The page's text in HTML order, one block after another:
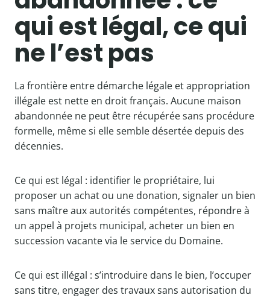
qui est légal, ce qui
ne l’est pas
La frontière entre démarche légale et appropriation
illégale est nette en droit français. Aucune maison
abandonnée ne peut être récupérée sans procédure
formelle, même si elle semble désertée depuis des
décennies.
Ce qui est légal : identifier le propriétaire, lui
proposer un achat ou une donation, signaler un bien
sans maître aux autorités compétentes, répondre à
un appel à projets municipal, acheter un bien en
succession vacante via le service du Domaine.
Ce qui est illégal : s’introduire dans le bien, l’occuper
sans titre, engager des travaux sans autorisation du